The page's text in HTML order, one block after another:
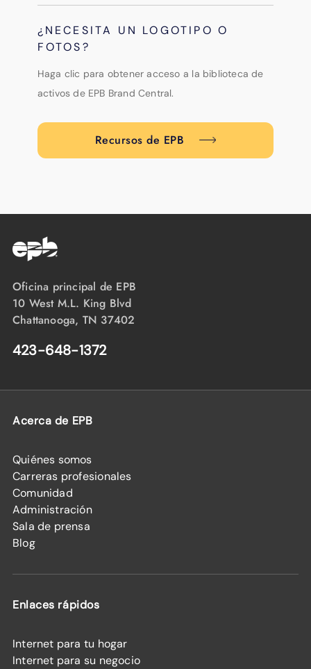
¿NECESITA UN LOGOTIPO O
FOTOS?
Haga clic para obtener acceso a la biblioteca de
activos de EPB Brand Central.
Recursos de EPB
Oficina principal de EPB
10 West M.L. King Blvd
Chattanooga, TN 37402
423-648-1372
Acerca de EPB
Quiénes somos
Carreras profesionales
Comunidad
Administración
Sala de prensa
Blog
Enlaces rápidos
Internet para tu hogar
Internet para su negocio